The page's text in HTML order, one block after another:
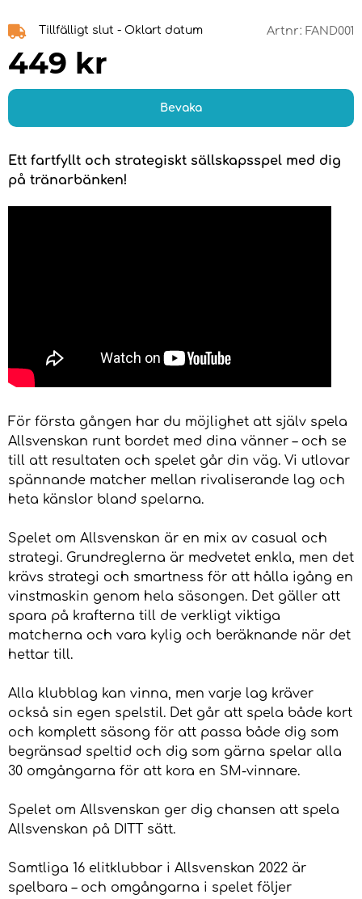
Tillfälligt slut - Oklart datum Artnr: FAND001
449 kr
Bevaka
Ett fartfyllt och strategiskt sällskapsspel med dig
på tränarbänken!
För första gången har du möjlighet att själv spela
Allsvenskan runt bordet med dina vänner – och se
till att resultaten och spelet går din väg. Vi utlovar
spännande matcher mellan rivaliserande lag och
heta känslor bland spelarna.
Spelet om Allsvenskan är en mix av casual och
strategi. Grundreglerna är medvetet enkla, men det
krävs strategi och smartness för att hålla igång en
vinstmaskin genom hela säsongen. Det gäller att
spara på krafterna till de verkligt viktiga
matcherna och vara kylig och beräknande när det
hettar till.
Alla klubblag kan vinna, men varje lag kräver
också sin egen spelstil. Det går att spela både kort
och komplett säsong för att passa både dig som
begränsad speltid och dig som gärna spelar alla
30 omgångarna för att kora en SM-vinnare.
Spelet om Allsvenskan ger dig chansen att spela
Allsvenskan på DITT sätt.
Samtliga 16 elitklubbar i Allsvenskan 2022 är
spelbara – och omgångarna i spelet följer